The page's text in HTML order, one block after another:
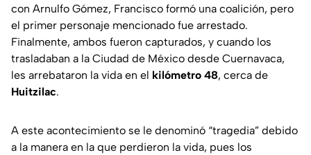
con Arnulfo Gómez, Francisco formó una coalición, pero
el primer personaje mencionado fue arrestado.
Finalmente, ambos fueron capturados, y cuando los
trasladaban a la Ciudad de México desde Cuernavaca,
les arrebataron la vida en el kilómetro 48, cerca de
Huitzilac.
A este acontecimiento se le denominó “tragedia” debido
a la manera en la que perdieron la vida, pues los